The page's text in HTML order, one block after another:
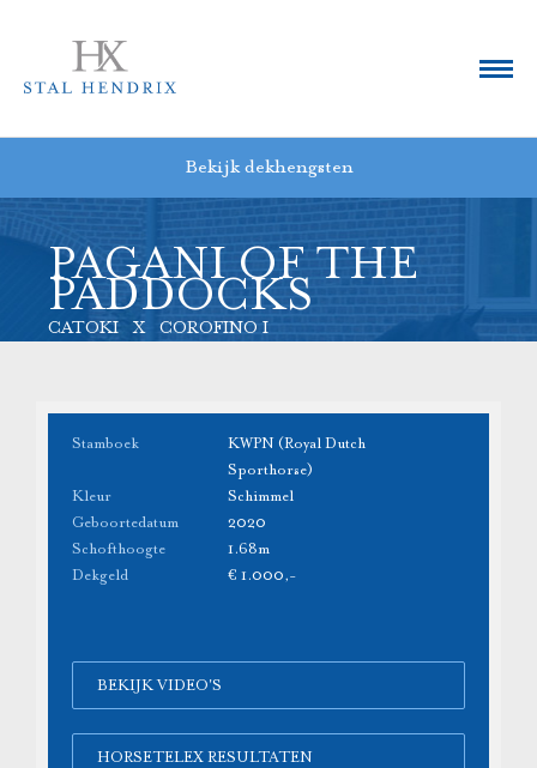
Bekijk dekhengsten
PAGANI OF THE
PADDOCKS
CATOKI X COROFINO I
Stamboek
KWPN (Royal Dutch
Sporthorse)
Kleur
Schimmel
Geboortedatum
2020
Schofthoogte
1.68m
Dekgeld
€ 1.000,-
BEKIJK VIDEO'S
HORSETELEX RESULTATEN